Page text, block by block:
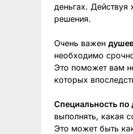
деньгах.
решения.
Очень важен
необходимо
Это поможет вам
которых
Специальность по
выполнять, какая
Это может быть